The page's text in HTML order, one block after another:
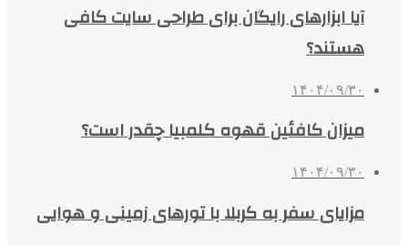
آیا ابزارهای رایگان برای طراحی سایت کافی
هستند؟
۱۴۰۴/۰۹/۳۰
میزان کافئین قهوه کلمبیا چقدر است؟
۱۴۰۴/۰۹/۳۰
مزایای سفر به کربلا با تورهای زمینی و هوایی